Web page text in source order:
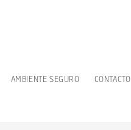
AMBIENTE SEGURO CONTACTO